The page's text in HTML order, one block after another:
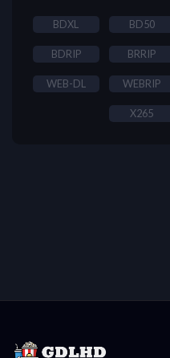
BDXL BD50
BDRIP BRRIP
WEB-DL WEBRIP
X265